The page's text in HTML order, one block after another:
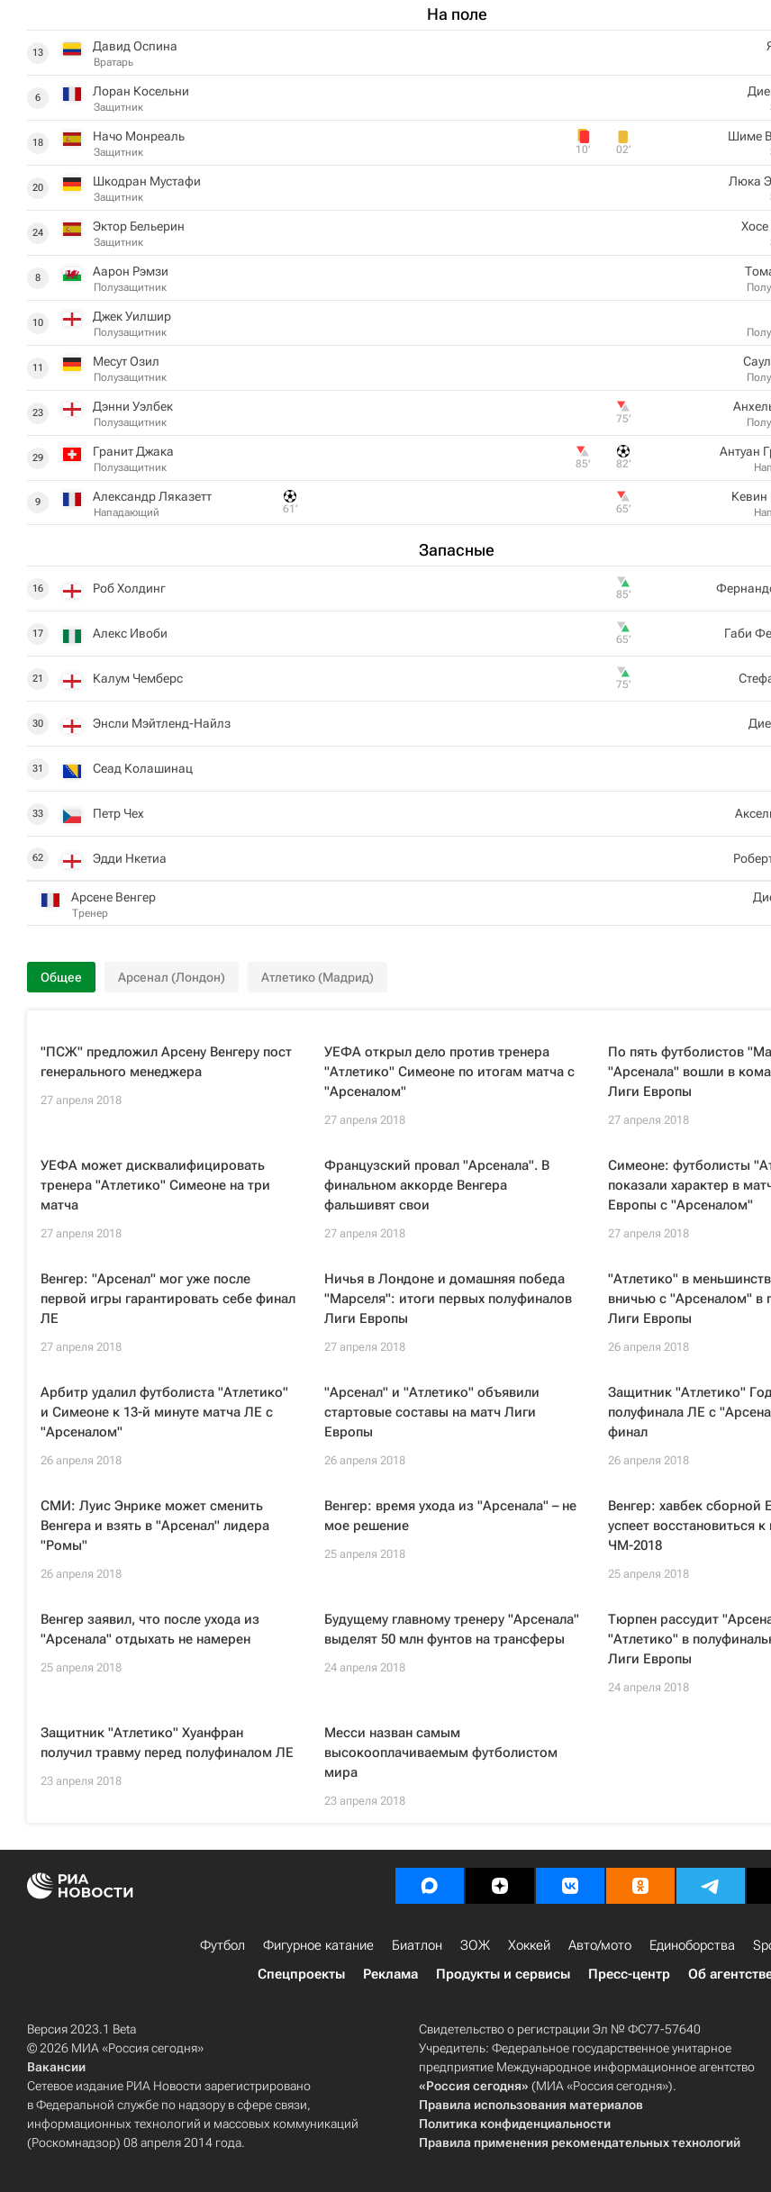
На поле
13 Давид Оспина
Вратарь
6 Лоран Косельни
Защитник
18 Начо Монреаль
Защитник
20 Шкодран Мустафи
Защитник
24 Эктор Бельерин
Защитник
8 Аарон Рэмзи
Полузащитник
10 Джек Уилшир
Полузащитник
11 Месут Озил
Полузащитник
23 Дэнни Уэлбек
Полузащитник
29 Гранит Джака
Полузащитник
9 Александр Ляказетт
Нападающий 61‎’‎
Запасные
16 Роб Холдинг
17 Алекс Ивоби
21 Калум Чемберс
30 Энсли Мэйтленд-Найлз
31 Сеад Колашинац
33 Петр Чех
62 Эдди Нкетиа
Арсене Венгер
Тренер
Шиме
02‎’‎
10‎’‎
Люка
75‎’‎
Антуан
82‎’‎
85‎’‎
Кевин
65‎’‎
85‎’‎
Габи
65‎’‎
75‎’‎
Общее Арсенал (Лондон) Атлетико (Мадрид)
"ПСЖ" предложил Арсену Венгеру пост
генерального менеджера
27 апреля 2018
УЕФА открыл дело против тренера
"Атлетико" Симеоне по итогам матча с
"Арсеналом"
27 апреля 2018
По пять футболистов
"Арсенала" вошли в
Лиги Европы
27 апреля 2018
УЕФА может дисквалифицировать
тренера "Атлетико" Симеоне на три
матча
27 апреля 2018
Французский провал "Арсенала". В
финальном аккорде Венгера
фальшивят свои
27 апреля 2018
Симеоне: футболисты
показали характер в
Европы с "Арсеналом"
27 апреля 2018
Венгер: "Арсенал" мог уже после
первой игры гарантировать себе финал
ЛЕ
27 апреля 2018
Ничья в Лондоне и домашняя победа
"Марселя": итоги первых полуфиналов
Лиги Европы
27 апреля 2018
"Атлетико" в
вничью с "Арсеналом" в
Лиги Европы
26 апреля 2018
Арбитр удалил футболиста "Атлетико"
и Симеоне к 13-й минуте матча ЛЕ с
"Арсеналом"
26 апреля 2018
"Арсенал" и "Атлетико" объявили
стартовые составы на матч Лиги
Европы
26 апреля 2018
Защитник "Атлетико"
полуфинала ЛЕ с
финал
26 апреля 2018
СМИ: Луис Энрике может сменить
Венгера и взять в "Арсенал" лидера
"Ромы"
26 апреля 2018
Венгер: время ухода из "Арсенала" – не
мое решение
25 апреля 2018
Венгер: хавбек сборной
успеет восстановиться
ЧМ-2018
25 апреля 2018
Венгер заявил, что после ухода из
"Арсенала" отдыхать не намерен
25 апреля 2018
Будущему главному тренеру "Арсенала"
выделят 50 млн фунтов на трансферы
24 апреля 2018
Тюрпен рассудит
"Атлетико" в
Лиги Европы
24 апреля 2018
Защитник "Атлетико" Хуанфран
получил травму перед полуфиналом ЛЕ
23 апреля 2018
Месси назван самым
высокооплачиваемым футболистом
мира
23 апреля 2018
Футбол Фигурное катание Биатлон ЗОЖ Хоккей Авто/мото Единоборства
Спецпроекты
Реклама Продукты и сервисы Пресс-центр Об
Версия 2023.1 Beta
© 2026 МИА «Россия сегодня»
Вакансии
Сетевое издание РИА Новости зарегистрировано
в Федеральной службе по надзору в сфере связи,
информационных технологий и массовых коммуникаций
(Роскомнадзор) 08 апреля 2014 года.
Свидетельство о регистрации Эл № ФС77-57640
Учредитель: Федеральное государственное унитарное
предприятие Международное информационное агентство
«Россия сегодня» (МИА «Россия сегодня»).
Правила использования материалов
Политика конфиденциальности
Правила применения рекомендательных технологий